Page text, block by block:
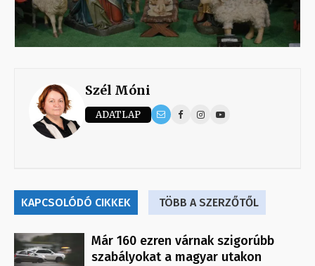
Szél Móni
ADATLAP
KAPCSOLÓDÓ CIKKEK TÖBB A SZERZŐTŐL
Már 160 ezren várnak szigorúbb
szabályokat a magyar utakon